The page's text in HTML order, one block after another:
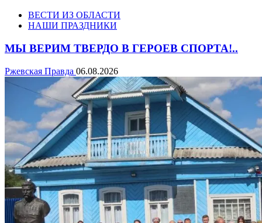
ВЕСТИ ИЗ ОБЛАСТИ
НАШИ ПРАЗДНИКИ
МЫ ВЕРИМ ТВЕРДО В ГЕРОЕВ СПОРТА!..
Ржевская Правда 06.08.2026